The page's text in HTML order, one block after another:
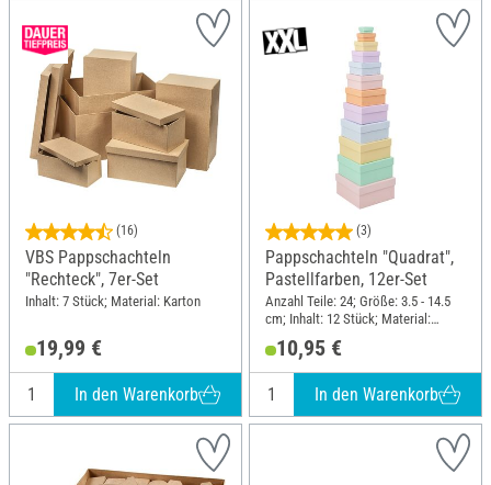
(16)
VBS Pappschachteln
"Rechteck", 7er-Set
Inhalt: 7 Stück; Material: Karton
19,99 €
In den Warenkorb
(3)
Pappschachteln "Quadrat",
Pastellfarben, 12er-Set
Anzahl Teile: 24; Größe: 3.5 - 14.5
cm; Inhalt: 12 Stück; Material:
Pappe
10,95 €
In den Warenkorb